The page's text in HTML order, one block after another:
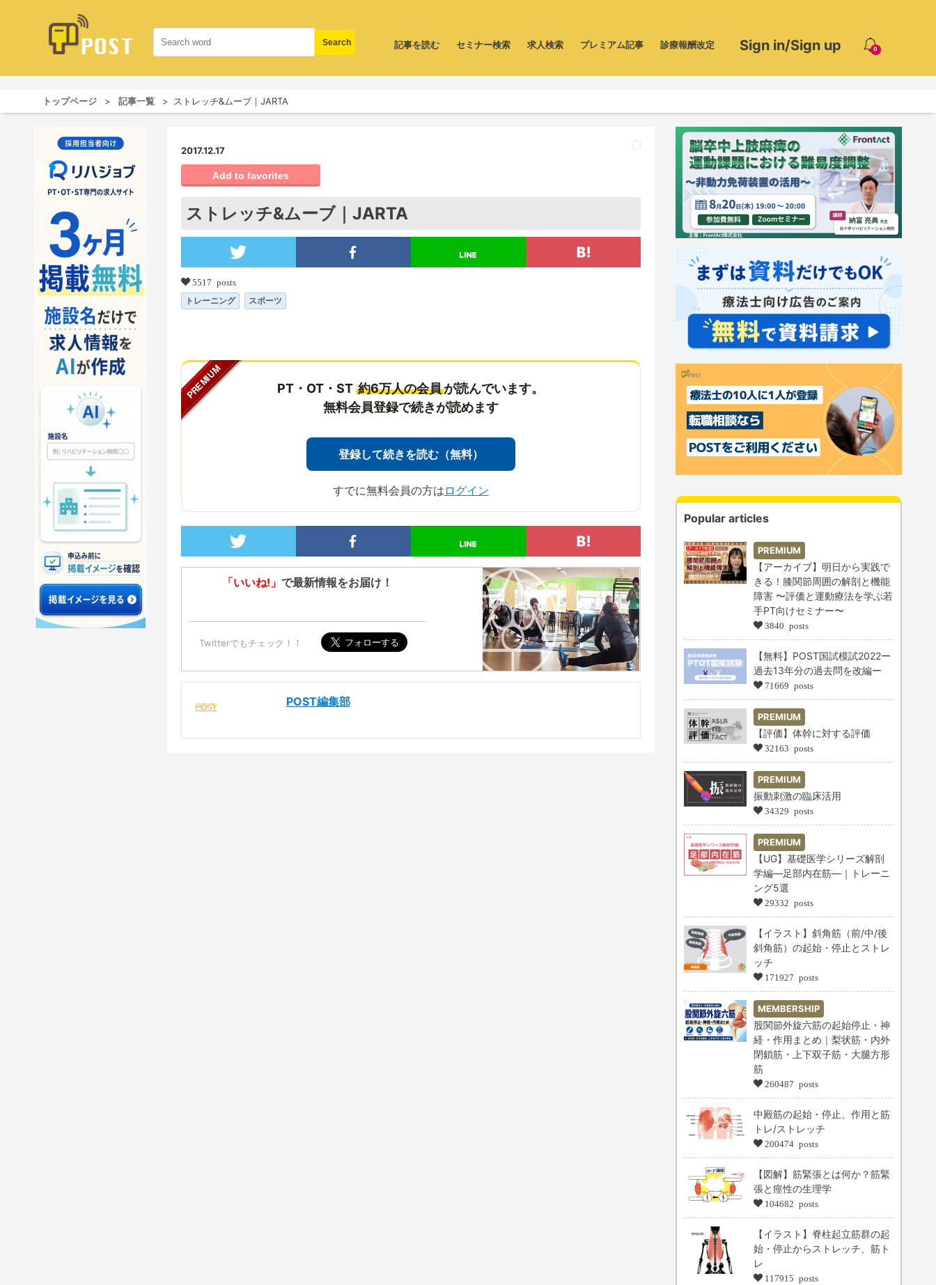
0
Sign in/Sign up
記事を読む セミナー検索 求人検索 プレミアム記事 診療報酬改定
トップページ 記事一覧 ストレッチ&ムーブ｜JARTA
2017.12.17
Add to favorites
ストレッチ&ムーブ｜JARTA
5517 posts
トレーニング スポーツ
PT・OT・ST約6万人の会員が読んでいます。
無料会員登録で続きが読めます
登録して続きを読む（無料）
すでに無料会員の方は ログイン
「いいね!」 で最新情報をお届け！
Twitterでもチェック！！
POST編集部
Popular articles
PREMIUM
【アーカイブ】明日から実践で
きる！膝関節周囲の解剖と機能
障害 〜評価と運動療法を学ぶ若
手PT向けセミナー〜
3840 posts
【無料】POST国試模試2022ー
過去13年分の過去問を改編ー
71669 posts
PREMIUM
【評価】体幹に対する評価
32163 posts
PREMIUM
振動刺激の臨床活用
34329 posts
PREMIUM
【UG】基礎医学シリーズ解剖
学編―足部内在筋―｜トレーニ
ング5選
29332 posts
【イラスト】斜角筋（前/中/後
斜角筋）の起始・停止とストレ
ッチ
171927 posts
MEMBERSHIP
股関節外旋六筋の起始停止・神
経・作用まとめ｜梨状筋・内外
閉鎖筋・上下双子筋・大腿方形
筋
260487 posts
中殿筋の起始・停止、作用と筋
トレ/ストレッチ
200474 posts
【図解】筋緊張とは何か？筋緊
張と痙性の生理学
104682 posts
【イラスト】脊柱起立筋群の起
始・停止からストレッチ、筋ト
レ
117915 posts